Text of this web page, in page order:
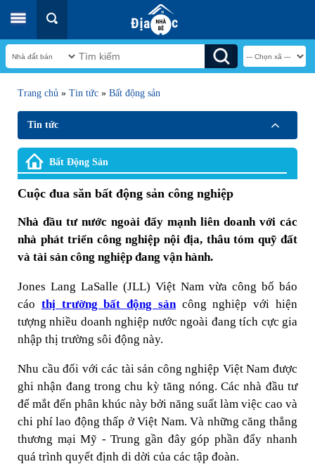
Trang chủ » Tin tức » Bất động sản
Tin tức
Bất Động Sản
Cuộc đua săn bất động sản công nghiệp
Nhà đầu tư nước ngoài đẩy mạnh liên doanh với các
nhà phát triển công nghiệp nội địa, thâu tóm quỹ đất
và tài sản công nghiệp đang vận hành.
Jones Lang LaSalle (JLL) Việt Nam vừa công bố báo
cáo thị trường bất động sảncông nghiệp với hiện
tượng nhiều doanh nghiệp nước ngoài đang tích cực gia
nhập thị trường sôi động này.
Nhu cầu đối với các tài sản công nghiệp Việt Nam được
ghi nhận đang trong chu kỳ tăng nóng. Các nhà đầu tư
để mắt đến phân khúc này bởi năng suất làm việc cao và
chi phí lao động thấp ở Việt Nam. Và những căng thẳng
thương mại Mỹ - Trung gần đây góp phần đẩy nhanh
quá trình quyết định di dời của các tập đoàn.